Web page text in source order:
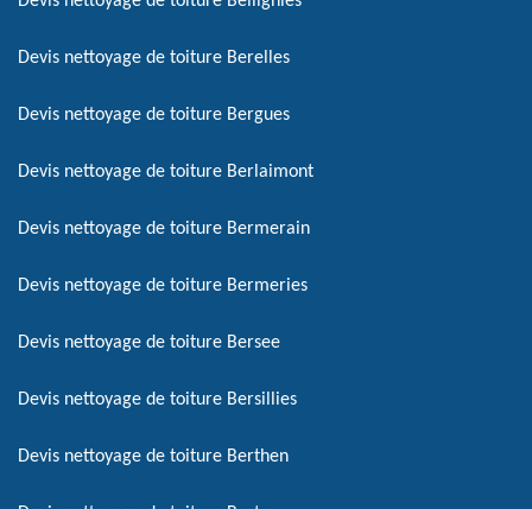
Devis nettoyage de toiture Berelles
Devis nettoyage de toiture Bergues
Devis nettoyage de toiture Berlaimont
Devis nettoyage de toiture Bermerain
Devis nettoyage de toiture Bermeries
Devis nettoyage de toiture Bersee
Devis nettoyage de toiture Bersillies
Devis nettoyage de toiture Berthen